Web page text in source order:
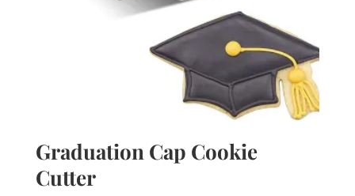
Graduation Cap Cookie
Cutter